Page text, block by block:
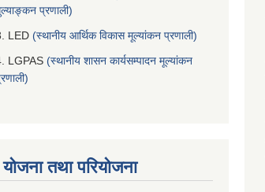
प्रणाली)
LED (स्थानीय आर्थिक विकास मूल्यांकन प्रणाली)
LGPAS (स्थानीय शासन कार्यसम्पादन मूल्यांकन
योजना तथा परियोजना